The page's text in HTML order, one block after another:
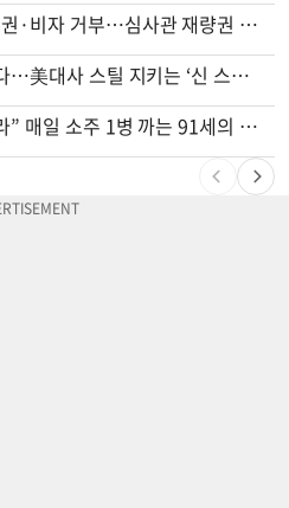
서류 하나만 빠져도 영주권·비자 거부…심사관 재량권 대폭 확대
넷플 ‘외교관’ 현실판 떴다…美대사 스틸 지키는 ‘신 스틸러’
“술에 이것 한방울 넣어라” 매일 소주 1병 까는 91세의 철칙